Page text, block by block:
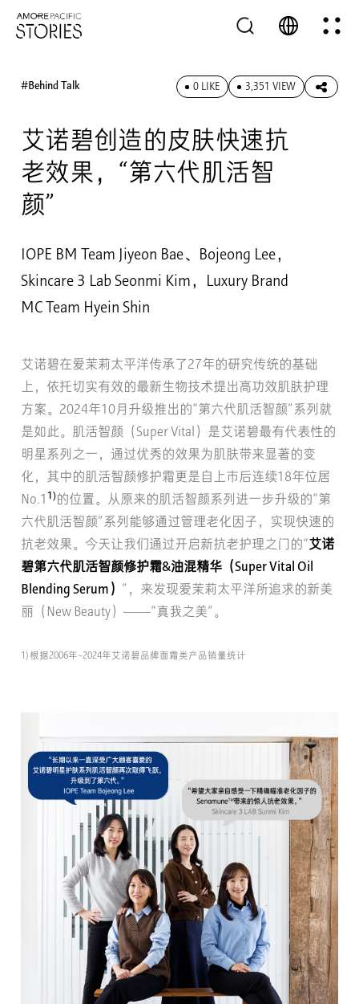
#Behind Talk 0 LIKE 3,351 VIEW
艾诺碧创造的皮肤快速抗
老效果，“第六代肌活智
颜”
IOPE BM Team Jiyeon Bae、Bojeong Lee，
Skincare 3 Lab Seonmi Kim，Luxury Brand
MC Team Hyein Shin
艾诺碧在爱茉莉太平洋传承了27年的研究传统的基础
上，依托切实有效的最新生物技术提出高功效肌肤护理
方案。2024年10月升级推出的“第六代肌活智颜”系列就
是如此。肌活智颜（Super Vital）是艾诺碧最有代表性的
明星系列之一，通过优秀的效果为肌肤带来显著的变
化，其中的肌活智颜修护霜更是自上市后连续18年位居
No.1 1) 的位置。从原来的肌活智颜系列进一步升级的“第
六代肌活智颜”系列能够通过管理老化因子，实现快速的
抗老效果。今天让我们通过开启新抗老护理之门的“艾诺
碧第六代肌活智颜修护霜&油混精华（Super Vital Oil
Blending Serum） ”，来发现爱茉莉太平洋所追求的新美
丽（New Beauty）——“真我之美”。
1) 根据2006年~2024年艾诺碧品牌面霜类产品销量统计